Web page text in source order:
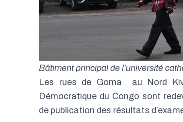
Bâtiment principal de l’université
Les rues de Goma au Nord
Démocratique du Congo sont
de publication des résultats